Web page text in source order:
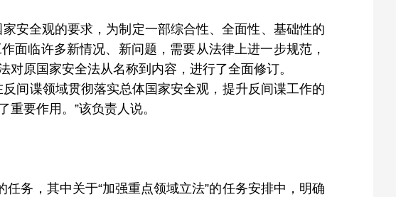
安全观的要求，为制定一部综合性、全面性、基础性的
面临许多新情况、新问题，需要从法律上进一步规范，
原国家安全法从名称到内容，进行了全面修订。
间谍领域贯彻落实总体国家安全观，提升反间谍工作的
要作用。”该负责人说。
务，其中关于“加强重点领域立法”的任务安排中，明确